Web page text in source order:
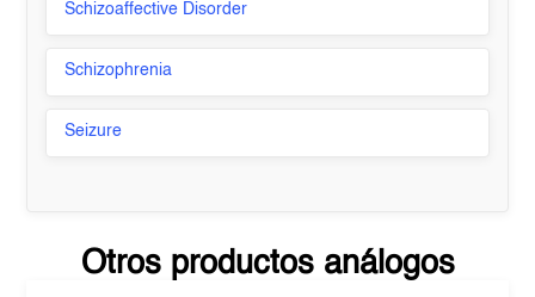
Schizoaffective Disorder
Schizophrenia
Seizure
Otros productos análogos